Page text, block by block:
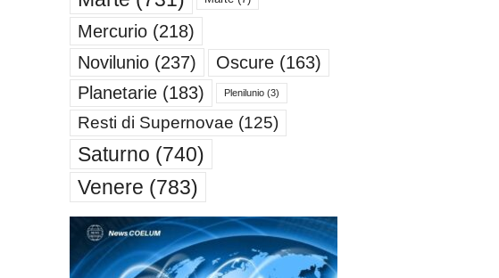
Mercurio(218)
Novilunio(237) Oscure(163)
Planetarie(183) Plenilunio(3)
Resti di Supernovae (125)
Saturno (740)
Venere (783)